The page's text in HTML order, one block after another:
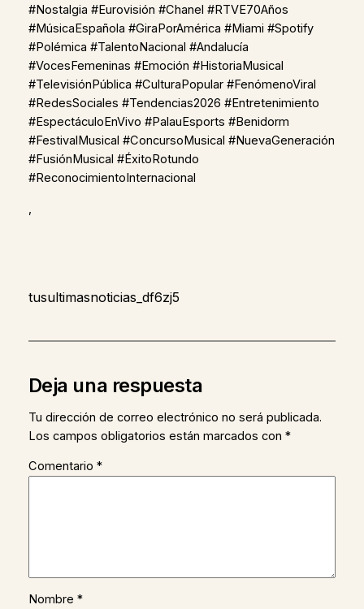
#Nostalgia #Eurovisión #Chanel #RTVE70Años
#MúsicaEspañola #GiraPorAmérica #Miami #Spotify
#Polémica #TalentoNacional #Andalucía
#VocesFemeninas #Emoción #HistoriaMusical
#TelevisiónPública #CulturaPopular #FenómenoViral
#RedesSociales #Tendencias2026 #Entretenimiento
#EspectáculoEnVivo #PalauEsports #Benidorm
#FestivalMusical #ConcursoMusical #NuevaGeneración
#FusiónMusical #ÉxitoRotundo
#ReconocimientoInternacional
,
tusultimasnoticias_df6zj5
Deja una respuesta
Tu dirección de correo electrónico no será publicada.
Los campos obligatorios están marcados con *
Comentario *
Nombre *